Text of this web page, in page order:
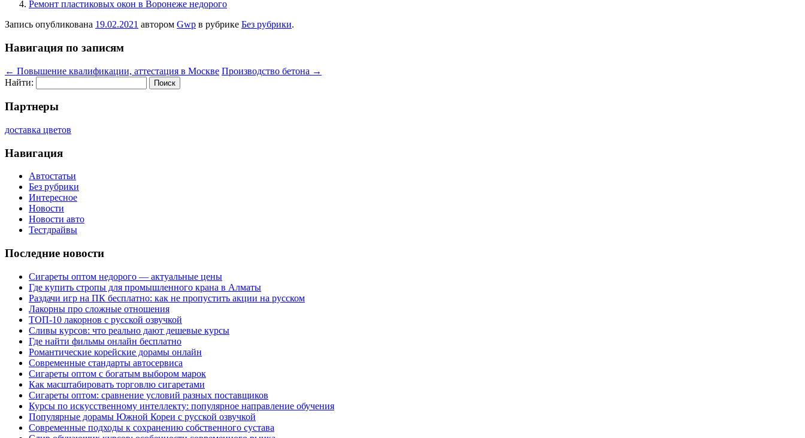
Ремонт пластиковых окон в Воронеже недорого
Запись опубликована 19.02.2021 автором Gwp в рубрике Без рубрики.
Навигация по записям
← Повышение квалификации, аттестация в Москве Производство бетона →
Найти:
Партнеры
доставка цветов
Навигация
Автостатьи
Без рубрики
Интересное
Новости
Новости авто
Тестдрайвы
Последние новости
Сигареты оптом недорого — актуальные цены
Где купить стропы для промышленного крана в Алматы
Раздачи игр на ПК бесплатно: как не пропустить акции на русском
Лакорны про сложные отношения
ТОП-10 лакорнов с русской озвучкой
Сливы курсов: что реально дают дешевые курсы
Где найти фильмы онлайн бесплатно
Романтические корейские дорамы онлайн
Современные стандарты автосервиса
Сигареты оптом с богатым выбором марок
Как масштабировать торговлю сигаретами
Сигареты оптом: сравнение условий разных поставщиков
Курсы по искусственному интеллекту: популярное направление обучения
Популярные дорамы Южной Кореи с русской озвучкой
Современные подходы к сохранению собственного сустава